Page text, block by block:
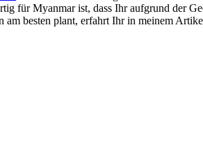
für Myanmar ist, dass Ihr aufgrund der
am besten plant, erfahrt Ihr in meinem